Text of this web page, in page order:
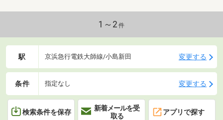
1～2 件
駅 京浜急行電鉄大師線/小島新田 変更する
条件 指定なし 変更する
検索条件を保存
新着メールを受
取る
アプリで探す